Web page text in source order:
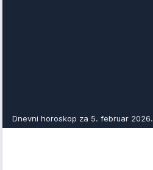
Dnevni horoskop za 5. februar 2026.